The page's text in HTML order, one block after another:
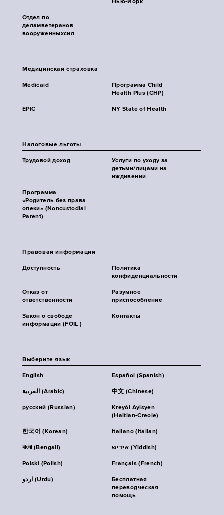
Нью-Йорк
Отдел по
деламветеранов
вооруженныхсил
Медицинская страховка
Medicaid
Программа Child
Health Plus (CHP)
EPIC NY State of Health
Налоговые льготы
Трудовой доход
Услуги по уходу за
детьми/лицами на
иждивении
Программа
«Родитель без права
опеки» (Noncustodial
Parent)
Правовая информация
Доступность
Политика
конфиденциальности
Отказ от
ответственности
Разумное
приспособление
Закон о свободе
информации (FOIL )
Контакты
Выберите язык
English Español (Spanish)
العربية (Arabic) 中文 (Chinese)
русский (Russian)
Kreyòl Ayisyen
(Haitian-Creole)
한국어 (Korean) Italiano (Italian)
বাংলা (Bengali) אידיש (Yiddish)
Polski (Polish) Français (French)
اردو (Urdu)
Бесплатная
переводческая
помощь